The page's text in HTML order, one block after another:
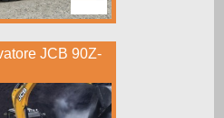
JCB 90Z-